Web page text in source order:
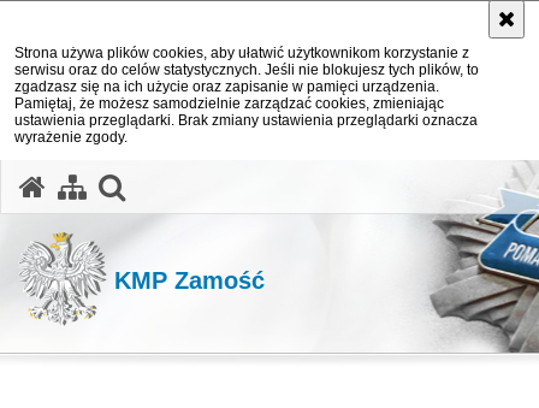
Strona używa plików cookies, aby ułatwić użytkownikom korzystanie z
serwisu oraz do celów statystycznych. Jeśli nie blokujesz tych plików, to
zgadzasz się na ich użycie oraz zapisanie w pamięci urządzenia.
Pamiętaj, że możesz samodzielnie zarządzać cookies, zmieniając
ustawienia przeglądarki. Brak zmiany ustawienia przeglądarki oznacza
wyrażenie zgody.
KMP Zamość